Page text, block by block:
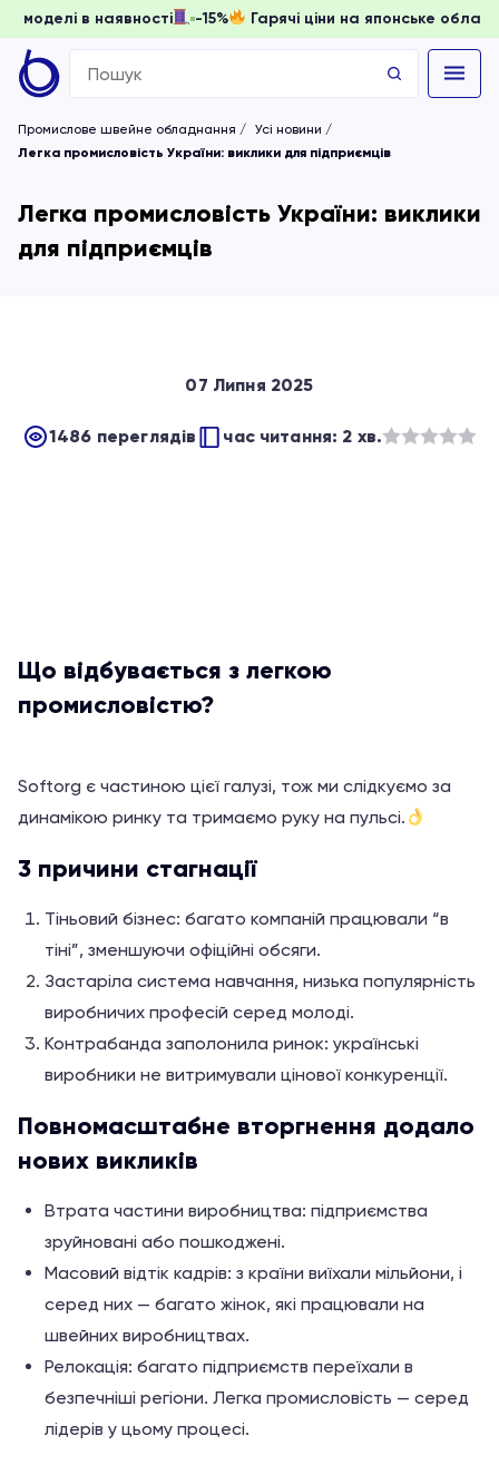
доки моделі в наявності -15% Гарячі ціни на японське
Search
for:
Промислове швейне обладнання
Усі новини
Легка промисловість України: виклики для підприємців
Легка промисловість України: виклики
для підприємців
07 Липня 2025
1486 переглядів час читання: 2 хв.
Що відбувається з легкою
промисловістю?
Softorg є частиною цієї галузі, тож ми слідкуємо за
динамікою ринку та тримаємо руку на пульсі.
3 причини стагнації
Тіньовий бізнес: багато компаній працювали “в
тіні”, зменшуючи офіційні обсяги.
Застаріла система навчання, низька популярність
виробничих професій серед молоді.
Контрабанда заполонила ринок: українські
виробники не витримували цінової конкуренції.
Повномасштабне вторгнення додало
нових викликів
Втрата частини виробництва: підприємства
зруйновані або пошкоджені.
Масовий відтік кадрів: з країни виїхали мільйони, і
серед них — багато жінок, які працювали на
швейних виробництвах.
Релокація: багато підприємств переїхали в
безпечніші регіони. Легка промисловість — серед
лідерів у цьому процесі.